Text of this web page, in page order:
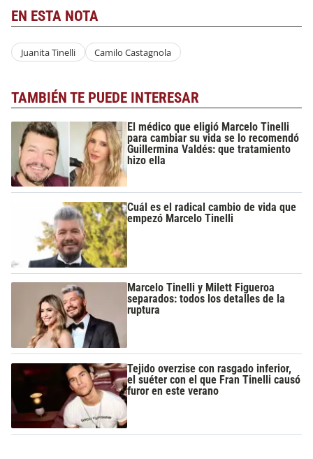
EN ESTA NOTA
Juanita Tinelli Camilo Castagnola
TAMBIÉN TE PUEDE INTERESAR
El médico que eligió Marcelo Tinelli
para cambiar su vida se lo recomendó
Guillermina Valdés: que tratamiento
hizo ella
Cuál es el radical cambio de vida que
empezó Marcelo Tinelli
Marcelo Tinelli y Milett Figueroa
separados: todos los detalles de la
ruptura
Tejido overzise con rasgado inferior,
el suéter con el que Fran Tinelli causó
furor en este verano